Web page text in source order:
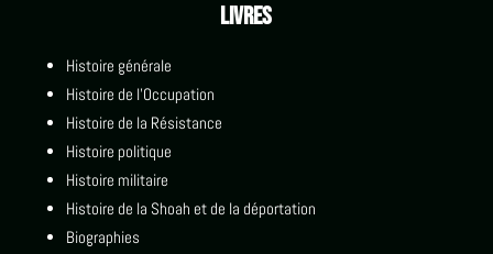
Livres
Histoire générale
Histoire de l'Occupation
Histoire de la Résistance
Histoire politique
Histoire militaire
Histoire de la Shoah et de la déportation
Biographies